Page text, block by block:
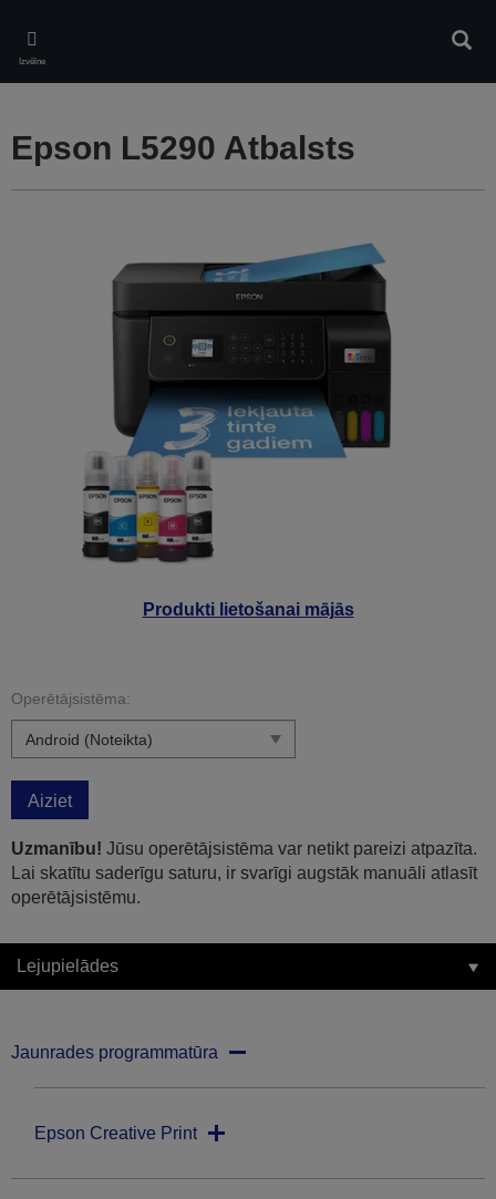
main
content
Izvēlne
Produkti lietošanai mājās
Epson L5290 Atbalsts
Operētājsistēma:
Aiziet
Uzmanību! Jūsu operētājsistēma var netikt pareizi atpazīta.
Lai skatītu saderīgu saturu, ir svarīgi augstāk manuāli atlasīt
operētājsistēmu.
Lejupielādes
Jaunrades programmatūra
Epson Creative Print